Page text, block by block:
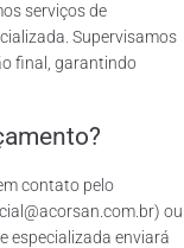
serviços de
Supervisamos
final, garantindo
contato pelo
ou
especializada enviará